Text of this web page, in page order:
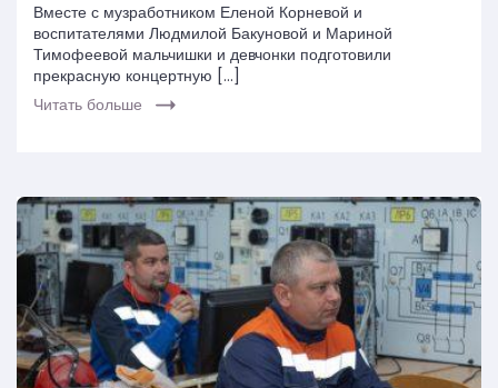
Вместе с музработником Еленой Корневой и
воспитателями Людмилой Бакуновой и Мариной
Тимофеевой мальчишки и девчонки подготовили
прекрасную концертную […]
Читать больше